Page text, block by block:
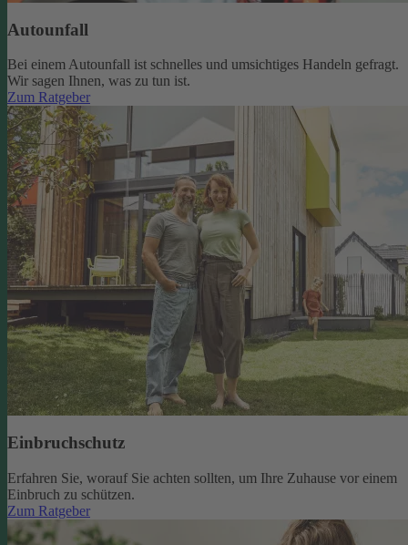
Autounfall
Bei einem Autounfall ist schnelles und umsichtiges Handeln gefragt.
Wir sagen Ihnen, was zu tun ist.
Zum Ratgeber
Einbruchschutz
Erfahren Sie, worauf Sie achten sollten, um Ihre Zuhause vor einem
Einbruch zu schützen.
Zum Ratgeber